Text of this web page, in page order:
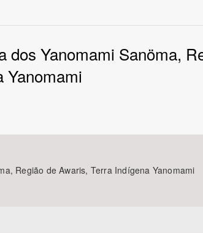
Área Protegida
Yanomami Sanöma,
Yanomami
Região de Awaris, Terra Indígena Yanomami